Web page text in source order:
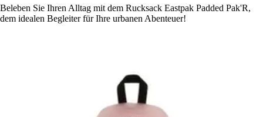
Beleben Sie Ihren Alltag mit dem Rucksack Eastpak Padded Pak'R,
dem idealen Begleiter für Ihre urbanen Abenteuer!